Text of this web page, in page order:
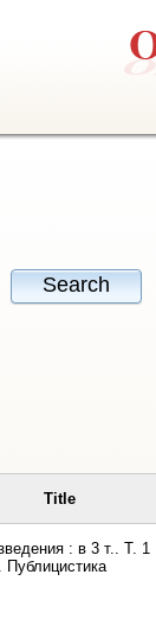
Search
Title
: в 3 т.. Т. 1
Публицистика